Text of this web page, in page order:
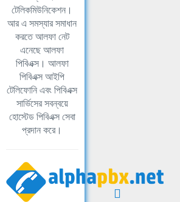
টেলিকমিউনিকেশন।
আর এ সমস্যার সমাধান
করতে আলফা নেট
এনেছে আলফা
পিবিএক্স। আলফা
পিবিএক্স আইপি
টেলিফোনি এবং পিবিএক্স
সার্ভিসের সবন্বয়ে
হোস্টেড পিবিএক্স সেবা
প্রদান করে।